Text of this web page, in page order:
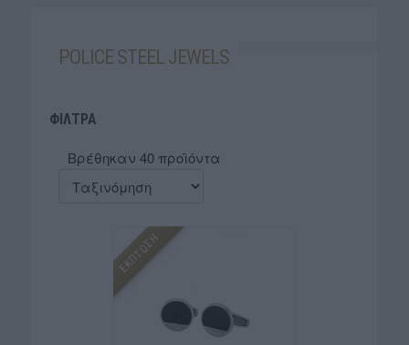
POLICE STEEL JEWELS
ΦΙΛΤΡΑ
Βρέθηκαν 40 προϊόντα
ΕΚΠΤΩΣΗ